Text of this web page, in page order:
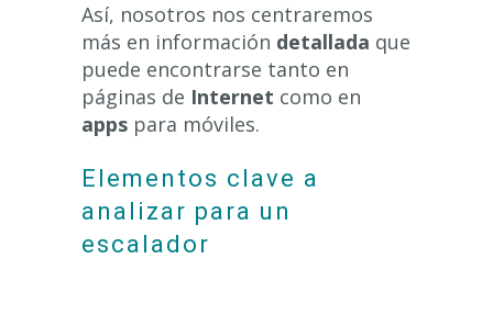
Así, nosotros nos centraremos
más en información detallada que
puede encontrarse tanto en
páginas de Internet como en
apps para móviles.
Elementos clave a
analizar para un
escalador